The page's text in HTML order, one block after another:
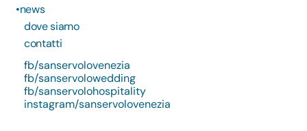
news
dove siamo
contatti
fb/sanservolovenezia
fb/sanservolowedding
fb/sanservolohospitality
instagram/sanservolovenezia